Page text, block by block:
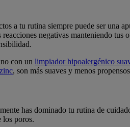
a tu rutina siempre puede ser una
negativas manteniendo
con un limpiador hipoalergénico
, son más suaves y menos
has dominado tu rutina de
los poros.